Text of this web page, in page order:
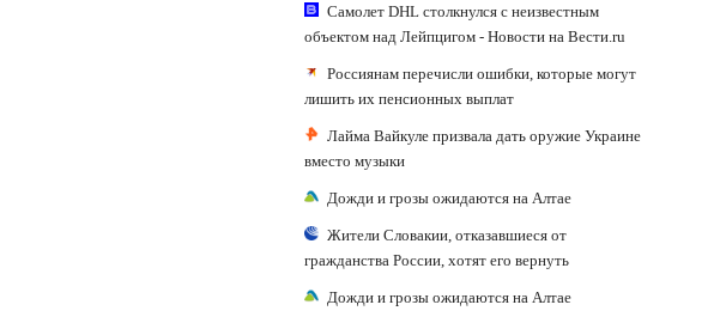
Самолет DHL столкнулся с неизвестным
объектом над Лейпцигом - Новости на Вести.ru
Россиянам перечисли ошибки, которые могут
лишить их пенсионных выплат
Лайма Вайкуле призвала дать оружие Украине
вместо музыки
Дожди и грозы ожидаются на Алтае
Жители Словакии, отказавшиеся от
гражданства России, хотят его вернуть
Дожди и грозы ожидаются на Алтае